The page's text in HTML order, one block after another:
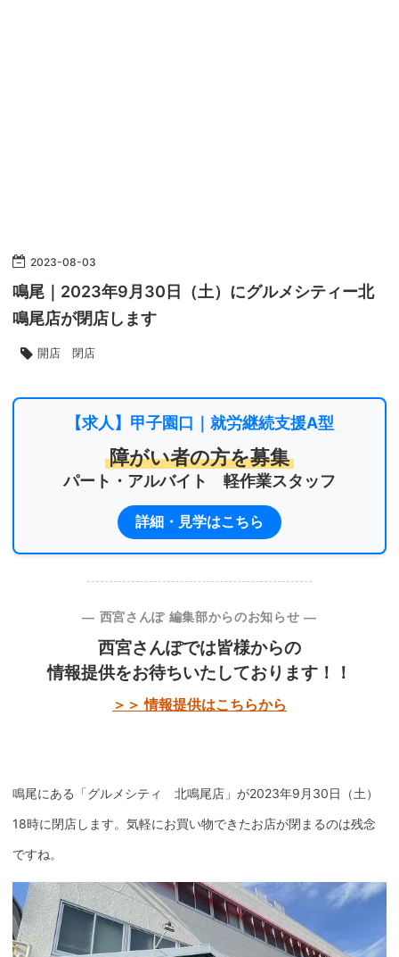
2023-08-03
鳴尾｜2023年9月30日（土）にグルメシティー北
鳴尾店が閉店します
開店 閉店
【求人】甲子園口｜就労継続支援A型
障がい者の方を募集
パート・アルバイト 軽作業スタッフ
詳細・見学はこちら
― 西宮さんぽ 編集部からのお知らせ ―
西宮さんぽでは皆様からの
情報提供をお待ちいたしております！！
＞＞ 情報提供はこちらから
鳴尾にある「グルメシティ 北鳴尾店」が2023年9月30日（土）
18時に閉店します。気軽にお買い物できたお店が閉まるのは残念
ですね。